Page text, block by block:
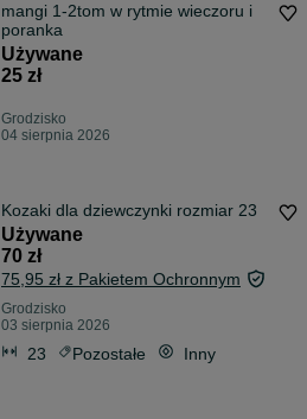
mangi 1-2tom w rytmie wieczoru i
poranka
Używane
25 zł
Grodzisko
04 sierpnia 2026
Kozaki dla dziewczynki rozmiar 23
Używane
70 zł
75,95 zł z Pakietem Ochronnym
Grodzisko
03 sierpnia 2026
23 Pozostałe Inny